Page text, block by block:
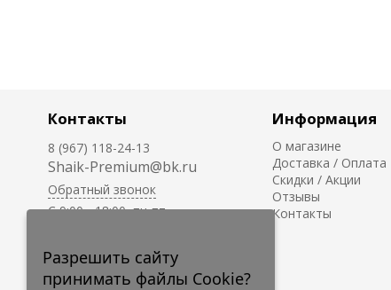
Контакты
8 (967) 118-24-13
Shaik-Premium@bk.ru
Обратный звонок
C 9:00 - 18:00, пн-пт
круглосуточно.
Информация
О магазине
Доставка / Оплата
Скидки / Акции
Отзывы
Контакты
Разрешить сайту
принимать файлы Cookie?